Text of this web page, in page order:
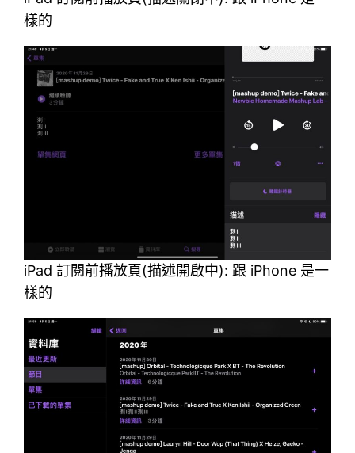
樣的
iPad 訂閱前播放頁(描述開啟中): 跟 iPhone 是一
樣的